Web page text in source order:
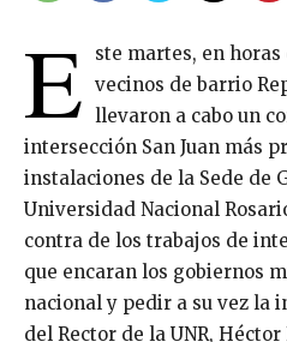
E
ste martes, en
vecinos de barrio
llevaron a cabo un
intersección San Juan más
instalaciones de la Sede de
Universidad Nacional
contra de los trabajos de
que encaran los gobiernos
nacional y pedir a su vez la
del Rector de la UNR,